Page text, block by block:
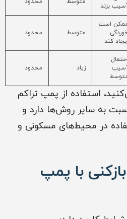
بزند
است
کند
متوسط محدود
زیاد محدود
استفاده از پمپ تراکم
به سایر روش‌ها دارد و
در محیط‌های مسکونی و
با پمپ